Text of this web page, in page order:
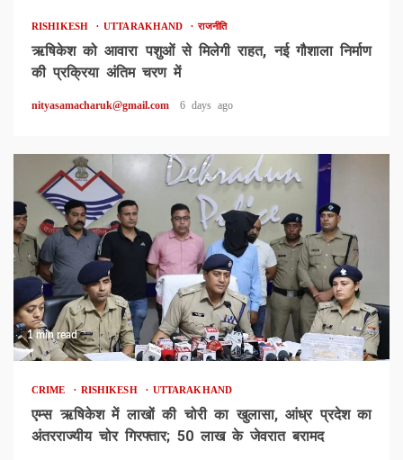
RISHIKESH UTTARAKHAND राजनीति
ऋषिकेश को आवारा पशुओं से मिलेगी राहत, नई गौशाला निर्माण
की प्रक्रिया अंतिम चरण में
nityasamacharuk@gmail.com 6 days ago
1 min read
CRIME RISHIKESH UTTARAKHAND
एम्स ऋषिकेश में लाखों की चोरी का खुलासा, आंध्र प्रदेश का
अंतरराज्यीय चोर गिरफ्तार; 50 लाख के जेवरात बरामद